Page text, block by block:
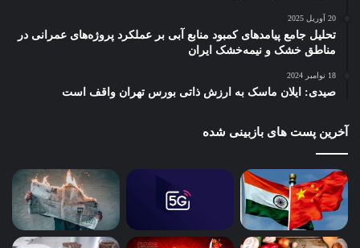
20 آوریل 2025
تحلیل جامع پیامدهای کمبود منابع آبی بر عملکرد پروژه‌های عمرانی در
مناطق خشک و نیمه‌خشک ایران
18 نوامبر 2024
صیدی: ایلان ماسک به ارزش ذاتی بورس تهران واقف است
آخرین پست های بازبینی شده